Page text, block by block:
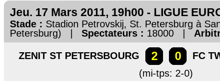
Jeu. 17 Mars 2011, 19h00 - LIGUE
Stade : Stadion Petrovskij, St. Petersburg à
Petersburg) | Spectateurs : 18000 |
ZENIT ST PETERSBOURG 2 0
FC
(mi-tps: 2-0)